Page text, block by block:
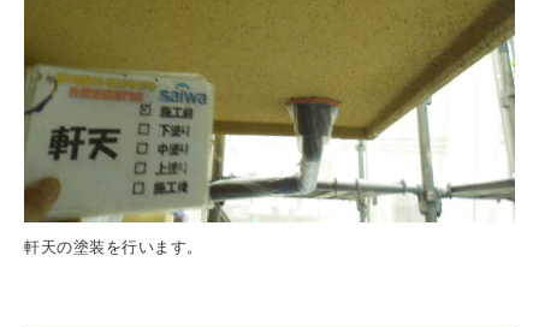
軒天の塗装を行います。